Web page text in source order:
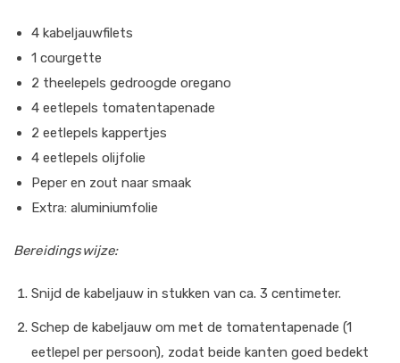
4 kabeljauwfilets
1 courgette
2 theelepels gedroogde oregano
4 eetlepels tomatentapenade
2 eetlepels kappertjes
4 eetlepels olijfolie
Peper en zout naar smaak
Extra: aluminiumfolie
Bereidingswijze:
Snijd de kabeljauw in stukken van ca. 3 centimeter.
Schep de kabeljauw om met de tomatentapenade (1
eetlepel per persoon), zodat beide kanten goed bedekt